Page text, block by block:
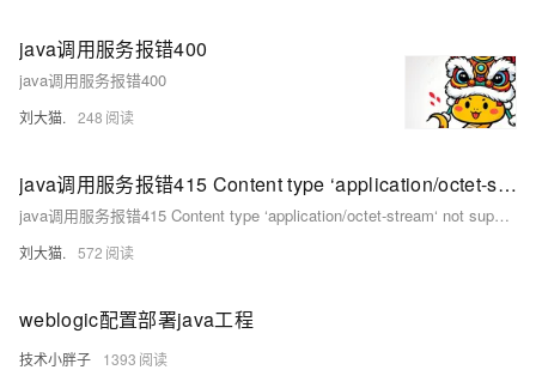
java调用服务报错400
java调用服务报错400
刘大猫. 248
java调用服务报错415 Content type ‘application/octet-stream‘ not supported
java调用服务报错415 Content type ‘application/octet-stream‘ not supported
刘大猫. 572
weblogic配置部署java工程
技术小胖子 1393